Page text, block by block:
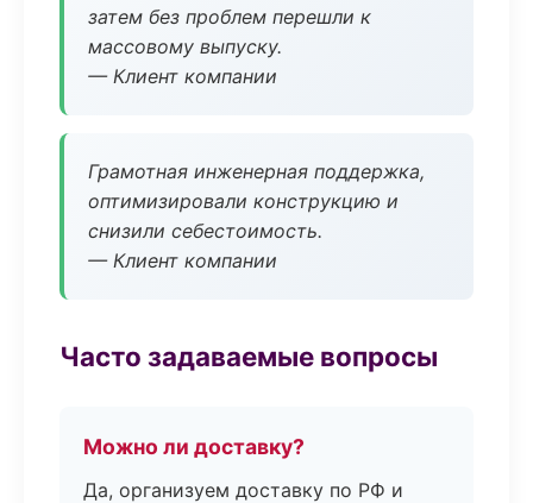
затем без проблем перешли к
массовому выпуску.
— Клиент компании
Грамотная инженерная поддержка,
оптимизировали конструкцию и
снизили себестоимость.
— Клиент компании
Часто задаваемые вопросы
Можно ли доставку?
Да, организуем доставку по РФ и